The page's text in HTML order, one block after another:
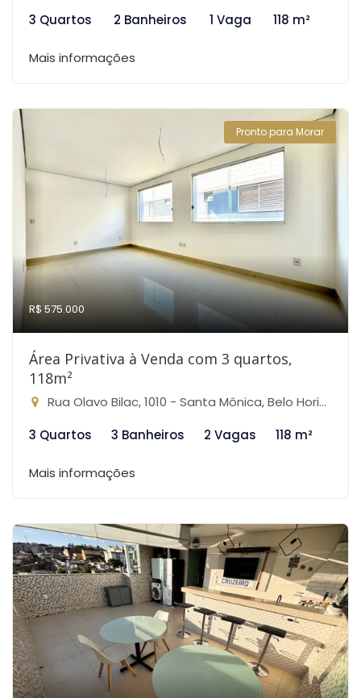
3 Quartos 2 Banheiros 1 Vaga 118 m²
Mais informações
Pronto para Morar
R$ 575.000
Área Privativa à Venda com 3 quartos,
118m²
Rua Olavo Bilac, 1010 - Santa Mônica, Belo Horizonte-MG
3 Quartos
3 Banheiros 2 Vagas 118 m²
Mais informações